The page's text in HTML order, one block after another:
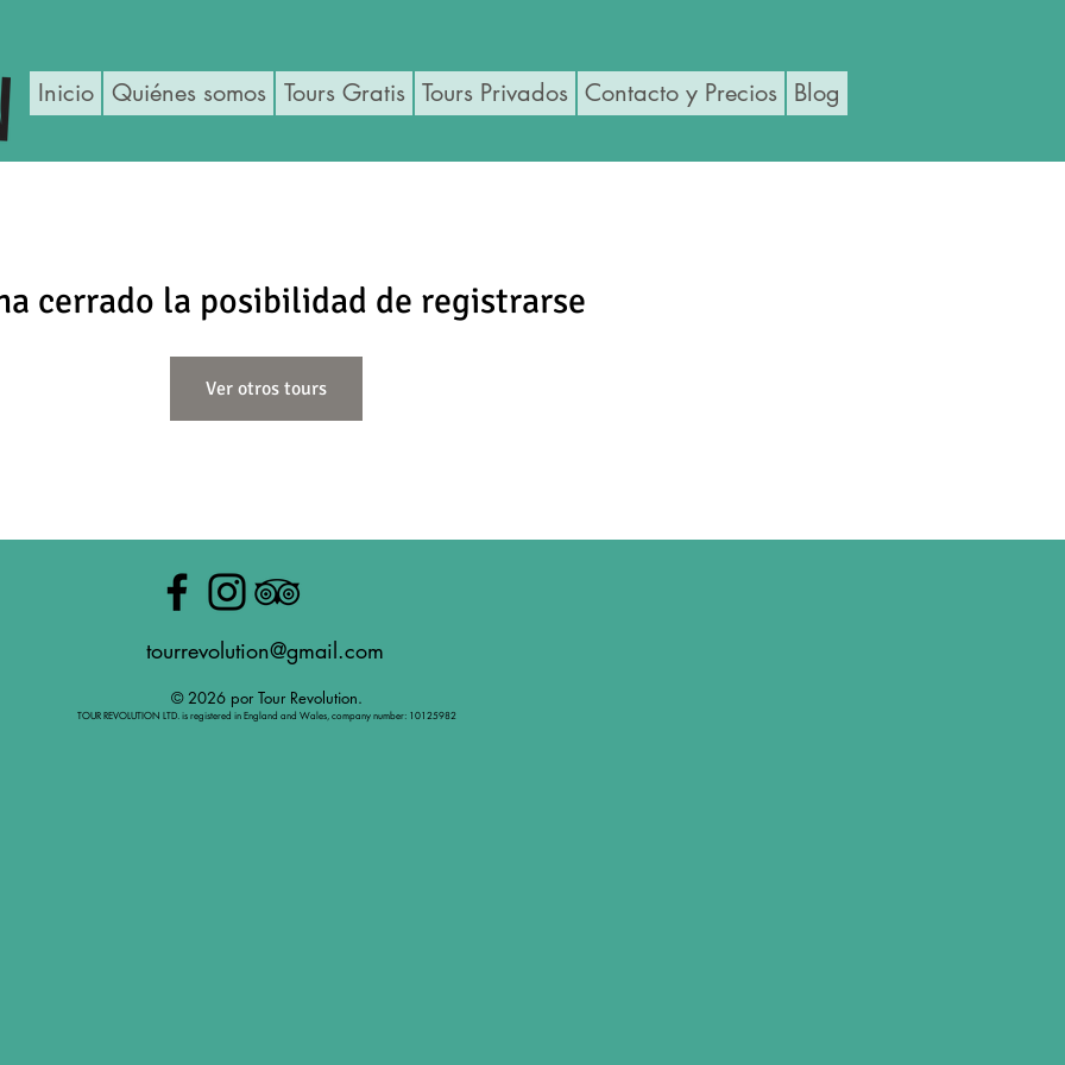
Inicio Quiénes somos Tours Gratis Tours Privados Contacto y Precios Blog
cerrado la posibilidad de registrarse
Ver otros tours
tourrevolution@gmail.com
© 2026 por Tour Revolution.
TOUR REVOLUTION LTD. is registered in England and Wales, company number: 10125982